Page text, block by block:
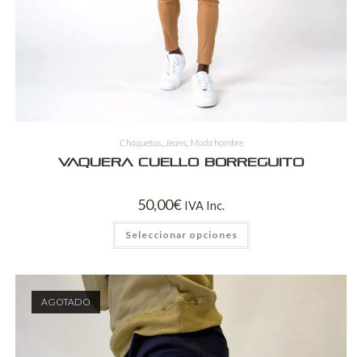
Chaquetas Jeans Moda hombre
Vaquera Cuello Borreguito
50,00€ IVA Inc.
Seleccionar opciones
AGOTADO